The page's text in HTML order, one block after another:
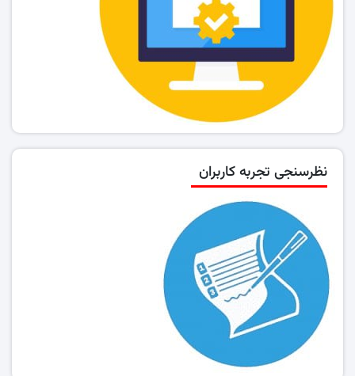
نظرسنجی تجربه کاربران